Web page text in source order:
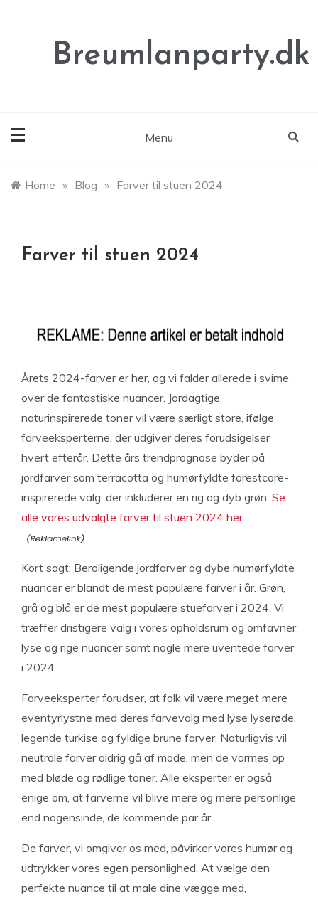
Breumlanparty.dk
Menu
Home » Blog » Farver til stuen 2024
Farver til stuen 2024
Årets 2024-farver er her, og vi falder allerede i svime
over de fantastiske nuancer. Jordagtige,
naturinspirerede toner vil være særligt store, ifølge
farveeksperterne, der udgiver deres forudsigelser
hvert efterår. Dette års trendprognose byder på
jordfarver som terracotta og humørfyldte forestcore-
inspirerede valg, der inkluderer en rig og dyb grøn. Se
alle vores udvalgte farver til stuen 2024 her.
Kort sagt: Beroligende jordfarver og dybe humørfyldte
nuancer er blandt de mest populære farver i år. Grøn,
grå og blå er de mest populære stuefarver i 2024. Vi
træffer dristigere valg i vores opholdsrum og omfavner
lyse og rige nuancer samt nogle mere uventede farver
i 2024.
Farveeksperter forudser, at folk vil være meget mere
eventyrlystne med deres farvevalg med lyse lyserøde,
legende turkise og fyldige brune farver. Naturligvis vil
neutrale farver aldrig gå af mode, men de varmes op
med bløde og rødlige toner. Alle eksperter er også
enige om, at farverne vil blive mere og mere personlige
end nogensinde, de kommende par år.
De farver, vi omgiver os med, påvirker vores humør og
udtrykker vores egen personlighed. At vælge den
perfekte nuance til at male dine vægge med,